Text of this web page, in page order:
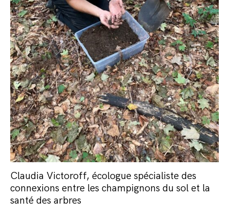
Claudia Victoroff, écologue spécialiste des
connexions entre les champignons du sol et la
santé des arbres